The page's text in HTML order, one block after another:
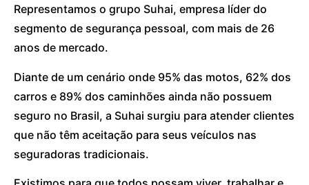
Representamos o grupo Suhai, empresa líder do
segmento de segurança pessoal, com mais de 26
anos de mercado.
Diante de um cenário onde 95% das motos, 62% dos
carros e 89% dos caminhões ainda não possuem
seguro no Brasil, a Suhai surgiu para atender clientes
que não têm aceitação para seus veículos nas
seguradoras tradicionais.